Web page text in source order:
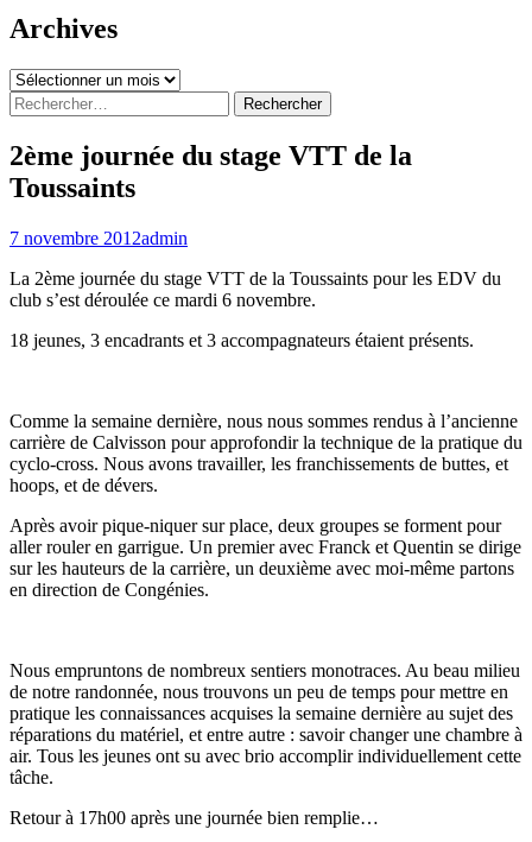
Archives
Archives
Rechercher :
2ème journée du stage VTT de la
Toussaints
7 novembre 2012admin
La 2ème journée du stage VTT de la Toussaints pour les EDV du
club s’est déroulée ce mardi 6 novembre.
18 jeunes, 3 encadrants et 3 accompagnateurs étaient présents.
Comme la semaine dernière, nous nous sommes rendus à l’ancienne
carrière de Calvisson pour approfondir la technique de la pratique du
cyclo-cross. Nous avons travailler, les franchissements de buttes, et
hoops, et de dévers.
Après avoir pique-niquer sur place, deux groupes se forment pour
aller rouler en garrigue. Un premier avec Franck et Quentin se dirige
sur les hauteurs de la carrière, un deuxième avec moi-même partons
en direction de Congénies.
Nous empruntons de nombreux sentiers monotraces. Au beau milieu
de notre randonnée, nous trouvons un peu de temps pour mettre en
pratique les connaissances acquises la semaine dernière au sujet des
réparations du matériel, et entre autre : savoir changer une chambre à
air. Tous les jeunes ont su avec brio accomplir individuellement cette
tâche.
Retour à 17h00 après une journée bien remplie…